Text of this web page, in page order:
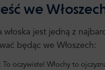
we
włoska jest jedną z
będąc we Włoszech:
To oczywiste! Włochy to